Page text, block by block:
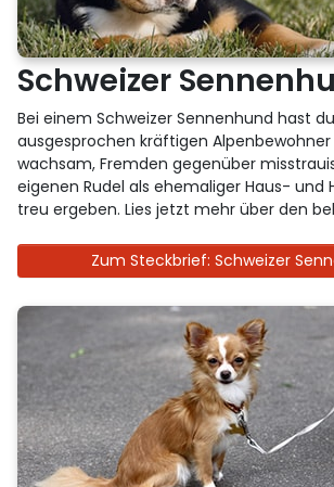
Schweizer
Bei einem Schweizer Sennenhund hast
ausgesprochen kräftigen Alpenbewohner
wachsam, Fremden gegenüber
eigenen Rudel als ehemaliger Haus- und
treu ergeben. Lies jetzt mehr über den
Zum Steckbrief: Schweizer